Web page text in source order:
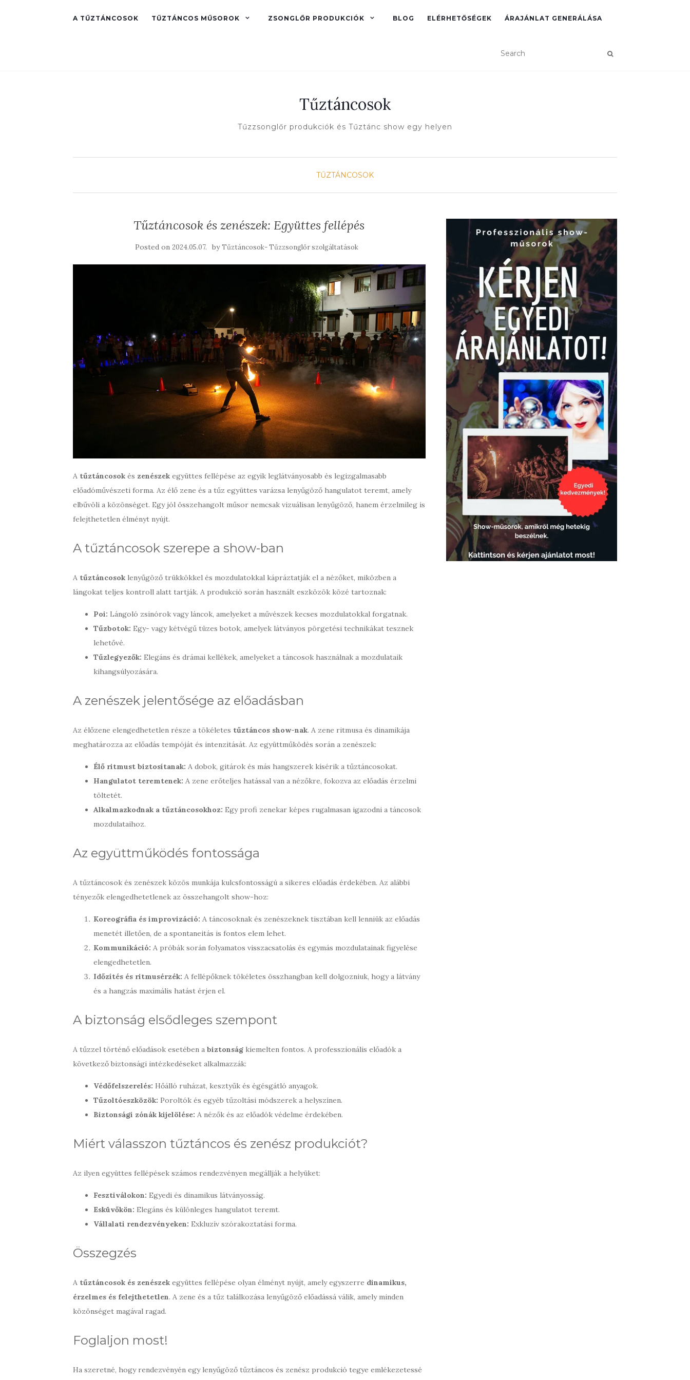
A TŰZTÁNCOSOK TŰZTÁNCOS MŰSOROK ZSONGLŐR PRODUKCIÓK BLOG ELÉRHETŐSÉGEK ÁRAJÁNLAT GENERÁLÁSA
Tűztáncosok
Tűzzsonglőr produkciók és Tűztánc show egy helyen
TŰZTÁNCOSOK
Tűztáncosok és zenészek: Együttes fellépés
Posted on 2024.05.07. byTűztáncosok- Tűzzsonglőr szolgáltatások
A tűztáncosok és zenészek együttes fellépése az egyik leglátványosabb és legizgalmasabb
előadóművészeti forma. Az élő zene és a tűz együttes varázsa lenyűgöző hangulatot teremt, amely
elbűvöli a közönséget. Egy jól összehangolt műsor nemcsak vizuálisan lenyűgöző, hanem érzelmileg is
felejthetetlen élményt nyújt.
A tűztáncosok szerepe a show-ban
A tűztáncosok lenyűgöző trükkökkel és mozdulatokkal kápráztatják el a nézőket, miközben a
lángokat teljes kontroll alatt tartják. A produkció során használt eszközök közé tartoznak:
Poi: Lángoló zsinórok vagy láncok, amelyeket a művészek kecses mozdulatokkal forgatnak.
Tűzbotok: Egy- vagy kétvégű tüzes botok, amelyek látványos pörgetési technikákat tesznek
lehetővé.
Tűzlegyezők: Elegáns és drámai kellékek, amelyeket a táncosok használnak a mozdulataik
kihangsúlyozására.
A zenészek jelentősége az előadásban
Az élőzene elengedhetetlen része a tökéletes tűztáncos show-nak. A zene ritmusa és dinamikája
meghatározza az előadás tempóját és intenzitását. Az együttműködés során a zenészek:
Élő ritmust biztosítanak: A dobok, gitárok és más hangszerek kísérik a tűztáncosokat.
Hangulatot teremtenek: A zene erőteljes hatással van a nézőkre, fokozva az előadás érzelmi
töltetét.
Alkalmazkodnak a tűztáncosokhoz: Egy profi zenekar képes rugalmasan igazodni a táncosok
mozdulataihoz.
Az együttműködés fontossága
A tűztáncosok és zenészek közös munkája kulcsfontosságú a sikeres előadás érdekében. Az alábbi
tényezők elengedhetetlenek az összehangolt show-hoz:
Koreográfia és improvizáció: A táncosoknak és zenészeknek tisztában kell lenniük az előadás
menetét illetően, de a spontaneitás is fontos elem lehet.
Kommunikáció: A próbák során folyamatos visszacsatolás és egymás mozdulatainak figyelése
elengedhetetlen.
Időzítés és ritmusérzék: A fellépőknek tökéletes összhangban kell dolgozniuk, hogy a látvány
és a hangzás maximális hatást érjen el.
A biztonság elsődleges szempont
A tűzzel történő előadások esetében a biztonság kiemelten fontos. A professzionális előadók a
következő biztonsági intézkedéseket alkalmazzák:
Védőfelszerelés: Hőálló ruházat, kesztyűk és égésgátló anyagok.
Tűzoltóeszközök: Poroltók és egyéb tűzoltási módszerek a helyszínen.
Biztonsági zónák kijelölése: A nézők és az előadók védelme érdekében.
Miért válasszon tűztáncos és zenész produkciót?
Az ilyen együttes fellépések számos rendezvényen megállják a helyüket:
Fesztiválokon: Egyedi és dinamikus látványosság.
Esküvőkön: Elegáns és különleges hangulatot teremt.
Vállalati rendezvényeken: Exkluzív szórakoztatási forma.
Összegzés
A tűztáncosok és zenészek együttes fellépése olyan élményt nyújt, amely egyszerre dinamikus,
érzelmes és felejthetetlen. A zene és a tűz találkozása lenyűgöző előadássá válik, amely minden
közönséget magával ragad.
Foglaljon most!
Ha szeretné, hogy rendezvényén egy lenyűgöző tűztáncos és zenész produkció tegye emlékezetessé